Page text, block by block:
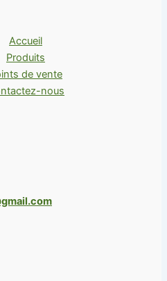
Accueil
Produits
de vente
nous